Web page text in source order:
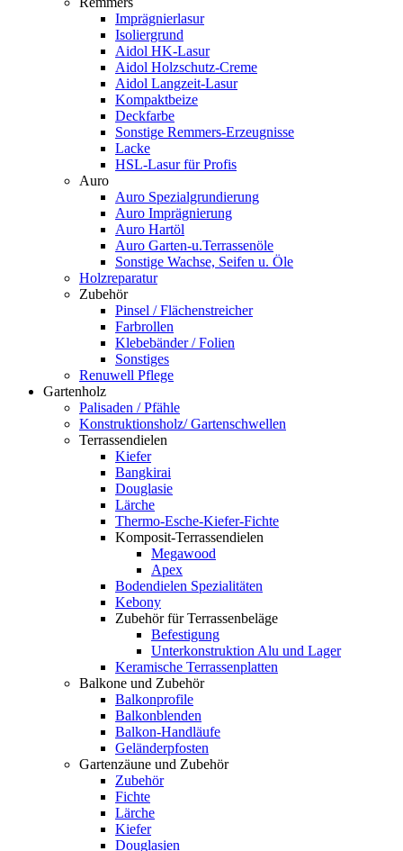
Imprägnierlasur
Isoliergrund
Aidol HK-Lasur
Aidol Holzschutz-Creme
Aidol Langzeit-Lasur
Kompaktbeize
Deckfarbe
Sonstige Remmers-Erzeugnisse
Lacke
HSL-Lasur für Profis
Auro
Auro Spezialgrundierung
Auro Imprägnierung
Auro Hartöl
Auro Garten-u.Terrassenöle
Sonstige Wachse, Seifen u. Öle
Holzreparatur
Zubehör
Pinsel / Flächenstreicher
Farbrollen
Klebebänder / Folien
Sonstiges
Renuwell Pflege
Gartenholz
Palisaden / Pfähle
Konstruktionsholz/ Gartenschwellen
Terrassendielen
Kiefer
Bangkirai
Douglasie
Lärche
Thermo-Esche-Kiefer-Fichte
Komposit-Terrassendielen
Megawood
Apex
Bodendielen Spezialitäten
Kebony
Zubehör für Terrassenbeläge
Befestigung
Unterkonstruktion Alu und Lager
Keramische Terrassenplatten
Balkone und Zubehör
Balkonprofile
Balkonblenden
Balkon-Handläufe
Geländerpfosten
Gartenzäune und Zubehör
Zubehör
Fichte
Lärche
Kiefer
Douglasien